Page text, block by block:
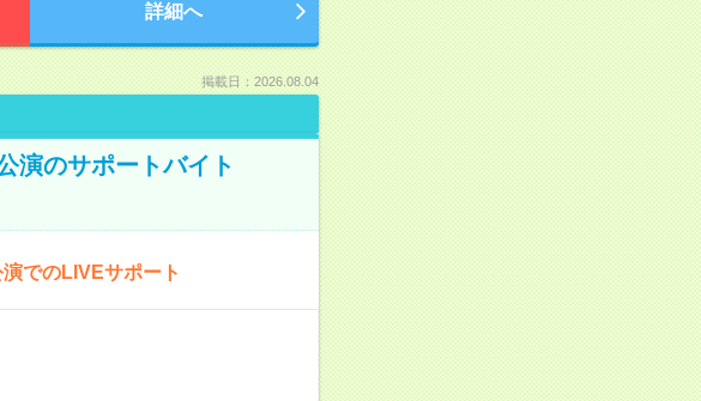
詳細へ
掲載日：2026.08.04
演のサポートバイト
でのLIVEサポート